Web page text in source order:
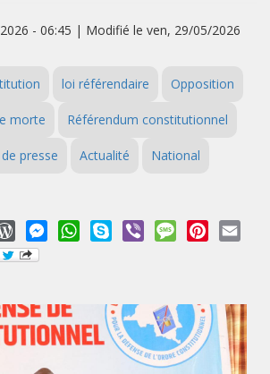
- 06:45 | Modifié le ven, 29/05/2026
loi référendaire Opposition
morte Référendum constitutionnel
presse Actualité National
WordPressMessengerWhatsApp
Skype Viber MessagePinterest